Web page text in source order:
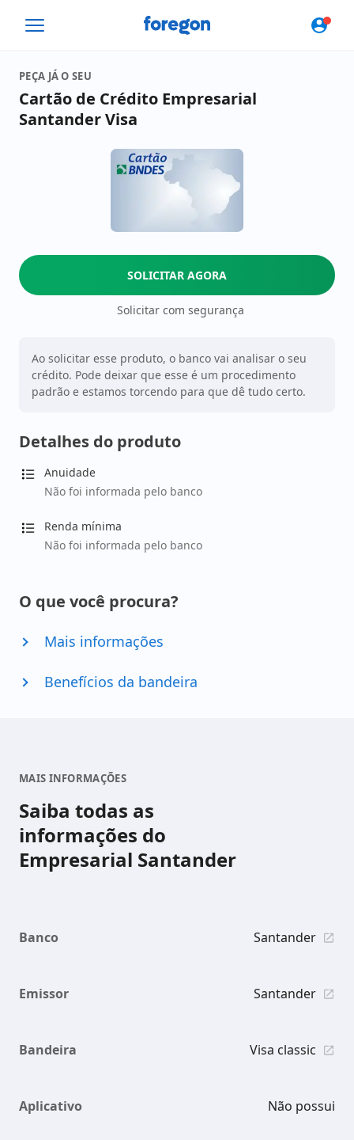
Foregon.com
PEÇA JÁ O SEU
Cartão de Crédito Empresarial
Santander Visa
SOLICITAR AGORA
Solicitar com segurança
Ao solicitar esse produto, o banco vai analisar o seu
crédito. Pode deixar que esse é um procedimento
padrão e estamos torcendo para que dê tudo certo.
Detalhes do produto
Anuidade
Não foi informada pelo banco
Renda mínima
Não foi informada pelo banco
O que você procura?
Mais informações
Benefícios da bandeira
MAIS INFORMAÇÕES
Saiba todas as
informações do
Empresarial Santander
Banco Santander
Emissor Santander
Bandeira Visa classic
Aplicativo Não possui